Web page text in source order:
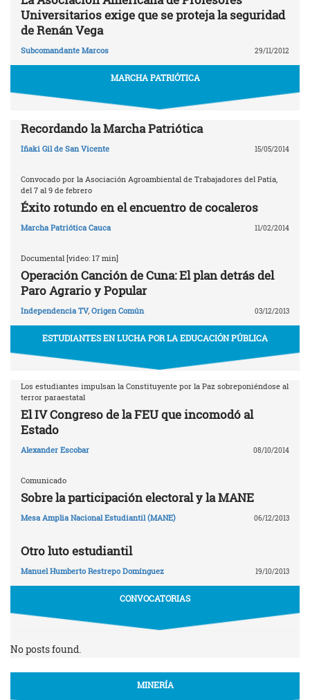
Universitarios exige que se proteja la seguridad
de Renán Vega
Subcomandante Marcos 29/11/2012
MARCHA PATRIÓTICA
Recordando la Marcha Patriótica
Iñaki Gil de San Vicente 15/05/2014
Convocado por la Asociación Agroambiental de Trabajadores del Patía,
del 7 al 9 de febrero
Éxito rotundo en el encuentro de cocaleros
Marcha Patriótica Cauca 11/02/2014
Documental [video: 17 min]
Operación Canción de Cuna: El plan detrás del
Paro Agrario y Popular
Independencia TV, Origen Común 03/12/2013
ESTUDIANTES EN LUCHA POR LA EDUCACIÓN PÚBLICA
Los estudiantes impulsan la Constituyente por la Paz sobreponiéndose al
terror paraestatal
El IV Congreso de la FEU que incomodó al
Estado
Alexander Escobar 08/10/2014
Comunicado
Sobre la participación electoral y la MANE
Mesa Amplia Nacional Estudiantil (MANE) 06/12/2013
Otro luto estudiantil
Manuel Humberto Restrepo Domínguez 19/10/2013
CONVOCATORIAS
No posts found.
MINERÍA